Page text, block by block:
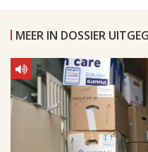
MEER IN DOSSIER